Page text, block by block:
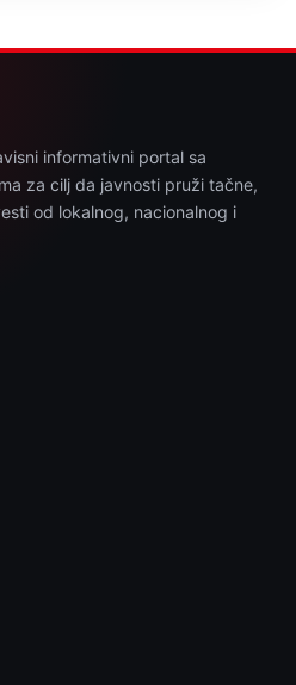
informativni portal sa
za cilj da javnosti pruži tačne,
od lokalnog, nacionalnog i